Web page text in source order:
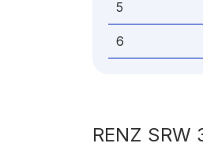
5
6
RENZ SRW